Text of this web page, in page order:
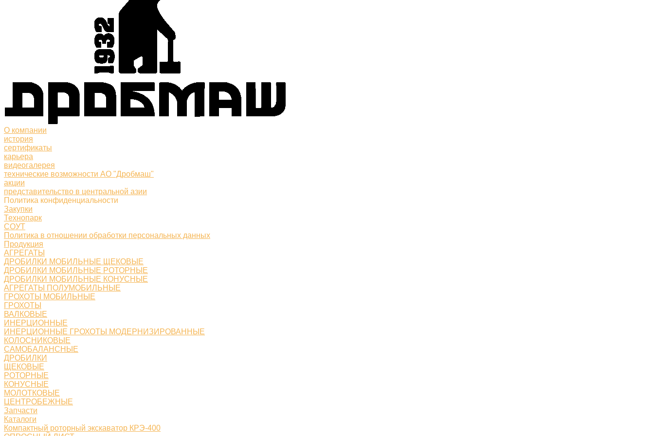
О компании
история
сертификаты
карьера
видеогалерея
технические возможности АО "Дробмаш"
акции
представительство в центральной азии
Политика конфиденциальности
Закупки
Технопарк
СОУТ
Политика в отношении обработки персональных данных
Продукция
АГРЕГАТЫ
ДРОБИЛКИ МОБИЛЬНЫЕ ЩЕКОВЫЕ
ДРОБИЛКИ МОБИЛЬНЫЕ РОТОРНЫЕ
ДРОБИЛКИ МОБИЛЬНЫЕ КОНУСНЫЕ
АГРЕГАТЫ ПОЛУМОБИЛЬНЫЕ
ГРОХОТЫ МОБИЛЬНЫЕ
ГРОХОТЫ
ВАЛКОВЫЕ
ИНЕРЦИОННЫЕ
ИНЕРЦИОННЫЕ ГРОХОТЫ МОДЕРНИЗИРОВАННЫЕ
КОЛОСНИКОВЫЕ
САМОБАЛАНСНЫЕ
ДРОБИЛКИ
ЩЕКОВЫЕ
РОТОРНЫЕ
КОНУСНЫЕ
МОЛОТКОВЫЕ
ЦЕНТРОБЕЖНЫЕ
Запчасти
Каталоги
Компактный роторный экскаватор КРЭ-400